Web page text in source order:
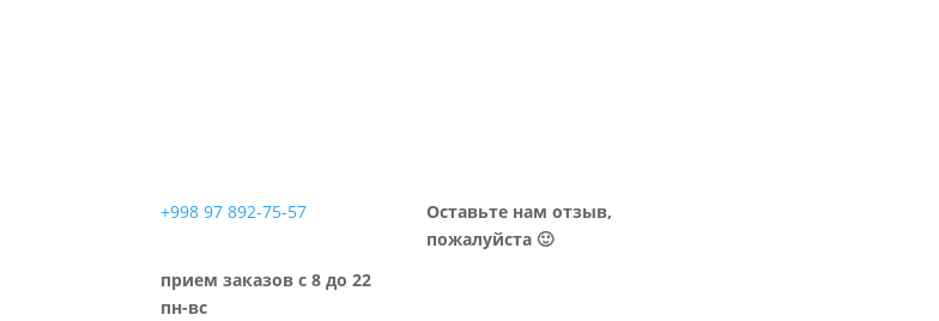
+998 97 892-75-57
прием заказов с 8 до 22
пн-вс
Оставьте нам отзыв,
пожалуйста 🙂